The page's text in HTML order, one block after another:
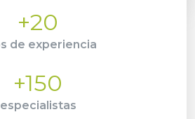
+20
de experiencia
+150
especialistas